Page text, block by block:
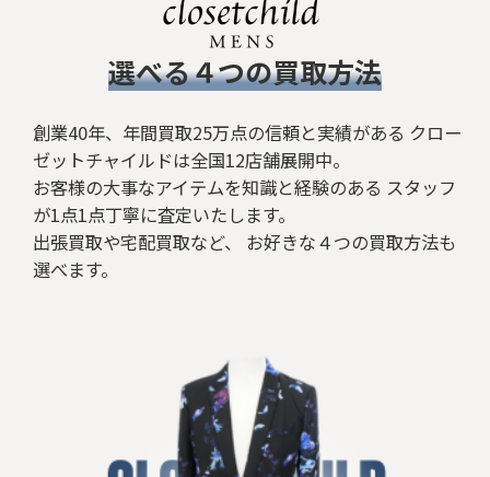
​選べる４つの買取方法
創業40年、年間買取25万点の信頼と実績がある クロー
ゼットチャイルドは全国12店舗展開中。
お客様の大事なアイテムを知識と経験のある スタッフ
が1点1点丁寧に査定いたします。
出張買取や宅配買取など、 お好きな４つの買取方法も
選べます。